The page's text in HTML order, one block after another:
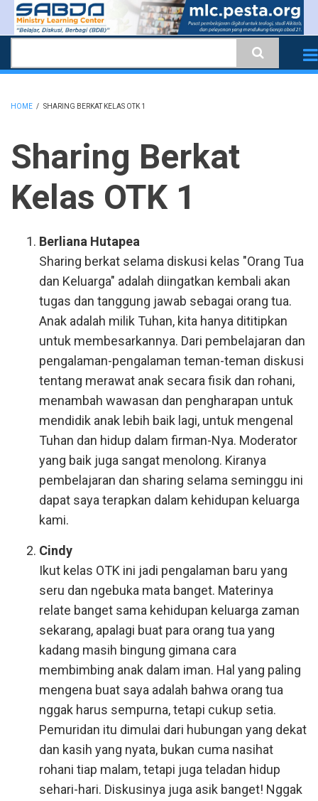
Skip
content
HOME / SHARING BERKAT KELAS OTK 1
Sharing Berkat
Kelas OTK 1
Berliana Hutapea
Sharing berkat selama diskusi kelas "Orang Tua
dan Keluarga" adalah diingatkan kembali akan
tugas dan tanggung jawab sebagai orang tua.
Anak adalah milik Tuhan, kita hanya dititipkan
untuk membesarkannya. Dari pembelajaran dan
pengalaman-pengalaman teman-teman diskusi
tentang merawat anak secara fisik dan rohani,
menambah wawasan dan pengharapan untuk
mendidik anak lebih baik lagi, untuk mengenal
Tuhan dan hidup dalam firman-Nya. Moderator
yang baik juga sangat menolong. Kiranya
pembelajaran dan sharing selama seminggu ini
dapat saya terapkan dalam kehidupan keluarga
kami.
Cindy
Ikut kelas OTK ini jadi pengalaman baru yang
seru dan ngebuka mata banget. Materinya
relate banget sama kehidupan keluarga zaman
sekarang, apalagi buat para orang tua yang
kadang masih bingung gimana cara
membimbing anak dalam iman. Hal yang paling
mengena buat saya adalah bahwa orang tua
nggak harus sempurna, tetapi cukup setia.
Pemuridan itu dimulai dari hubungan yang dekat
dan kasih yang nyata, bukan cuma nasihat
rohani tiap malam, tetapi juga teladan hidup
sehari-hari. Diskusinya juga asik banget! Nggak